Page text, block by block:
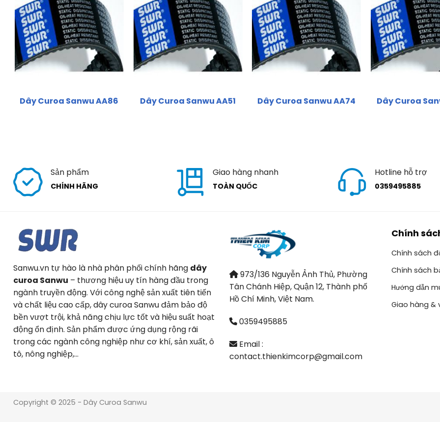
Dây Curoa Sanwu AA86 Dây Curoa Sanwu AA51 Dây Curoa Sanwu AA74 Dây Curoa
Sản phẩm
CHÍNH HÃNG
Giao hàng nhanh
TOÀN QUỐC
Hotline hỗ trợ
0359495885
Sanwu.vn tự hào là nhà phân phối chính hãng dây
curoa Sanwu – thương hiệu uy tín hàng đầu trong
ngành truyền động. Với công nghệ sản xuất tiên tiến
và chất liệu cao cấp, dây curoa Sanwu đảm bảo độ
bền vượt trội, khả năng chịu lực tốt và hiệu suất hoạt
động ổn định. Sản phẩm được ứng dụng rộng rãi
trong các ngành công nghiệp như cơ khí, sản xuất, ô
tô, nông nghiệp,…
973/136 Nguyễn Ảnh Thủ, Phường
Tân Chánh Hiệp, Quận 12, Thành phố
Hồ Chí Minh, Việt Nam.
0359495885
Email :
contact.thienkimcorp@gmail.com
Chính
Chính sách
Chính sách
Hướng dẫn
Giao hàng &
Copyright © 2025 - Dây Curoa Sanwu